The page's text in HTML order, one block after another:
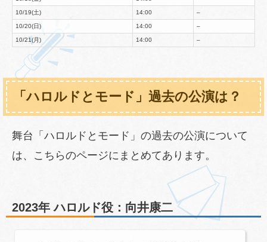
10/19(土) 14:00 –
10/20(日) 14:00 –
10/21(月) 14:00 –
「ハロルドとモード」過去の公演は？
舞台「ハロルドとモード」の過去の公演について
は、こちらのページにまとめてあります。
2023年 ハロルド役：向井康二